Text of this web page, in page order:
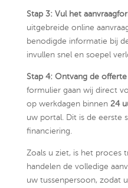
Stap 3: Vul het
uitgebreide online
benodigde informatie bij
invullen snel en soepel
Stap 4: Ontvang de offerte
formulier gaan wij direct
op werkdagen binnen 24
uw portal. Dit is de eerste
financiering.
Zoals u ziet, is het proces
handelen de volledige
uw tussenpersoon, zodat